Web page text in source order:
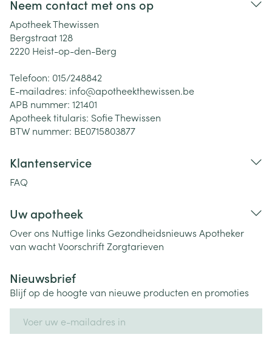
Neem contact met ons op
Apotheek Thewissen
Bergstraat 128
2220 Heist-op-den-Berg
Telefoon: 015/248842
E-mailadres: info@apotheekthewissen.be
APB nummer: 121401
Apotheek titularis: Sofie Thewissen
BTW nummer: BE0715803877
Klantenservice
FAQ
Uw apotheek
Over ons Nuttige links Gezondheidsnieuws Apotheker
van wachtVoorschriftZorgtarieven
Nieuwsbrief
Blijf op de hoogte van nieuwe producten en promoties